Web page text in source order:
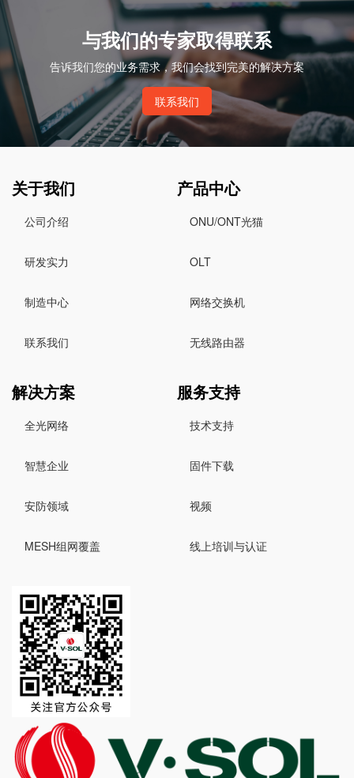
与我们的专家取得联系
告诉我们您的业务需求，我们会找到完美的解决方案
联系我们
关于我们
公司介绍
研发实力
制造中心
联系我们
产品中心
ONU/ONT光猫
OLT
网络交换机
无线路由器
解决方案
全光网络
智慧企业
安防领域
MESH组网覆盖
服务支持
技术支持
固件下载
视频
线上培训与认证